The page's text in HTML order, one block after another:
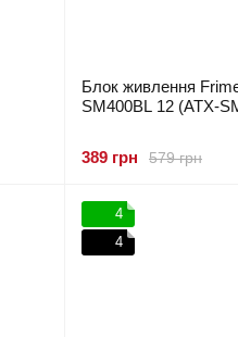
Блок живлення
SM400BL 12 (ATX-
579 грн
389 грн
4
4